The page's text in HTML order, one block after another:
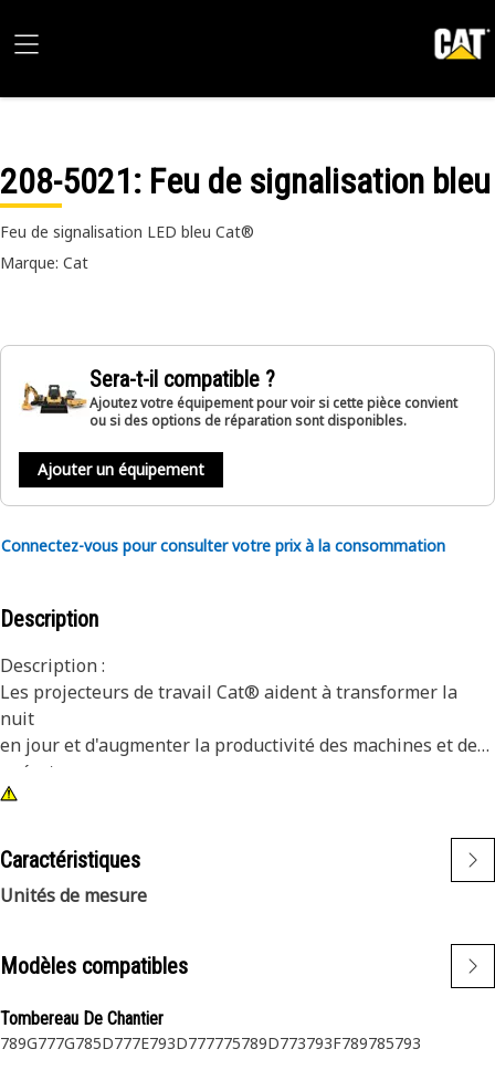
208-5021: Feu de signalisation bleu
Feu de signalisation LED bleu Cat®
Marque: Cat
Sera-t-il compatible ?
Ajoutez votre équipement pour voir si cette pièce convient
ou si des options de réparation sont disponibles.
Ajouter un équipement
Connectez-vous pour consulter votre prix à la consommation
Description
Description :
Les projecteurs de travail Cat® aident à transformer la
nuit
en jour et d'augmenter la productivité des machines et des
opérateurs.
1) Les lampes Premium Cat sont conçues pour répondre
aux niveaux de vibration exigeants des petites et grandes
machines.
votre parc et peuvent être montées sur des machines plus
Applications :
Caractéristiques
Unités de mesure
Modèles compatibles
Tombereau De Chantier
789G777G785D777E793D777775789D773793F789785793